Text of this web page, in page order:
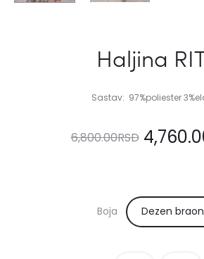
Haljina
Sastav: 97%poliester
6,800.00RSD
je
Boja Dezen braon